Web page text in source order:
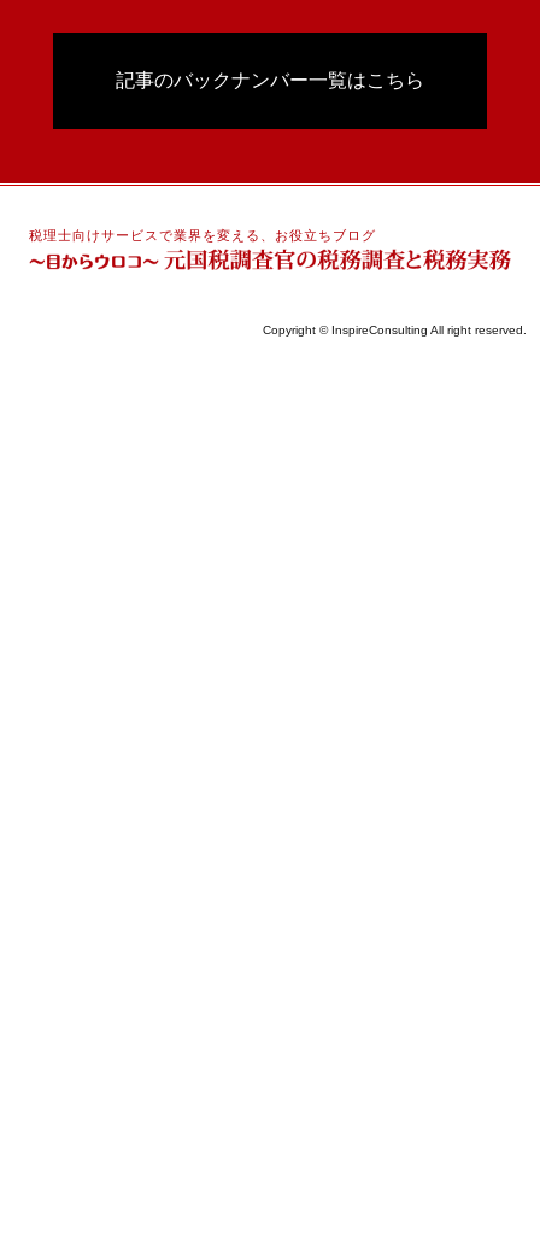
記事のバックナンバー一覧はこちら
税理士向けサービスで業界を変える、お役立ちブログ
Copyright © InspireConsulting All right reserved.